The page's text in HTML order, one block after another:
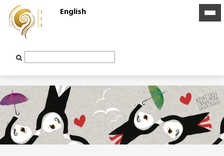
icon
icon
English
Input